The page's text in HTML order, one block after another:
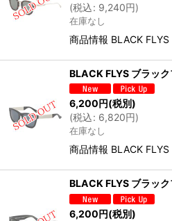
(税込: 9,240円)
在庫なし
商品情報 BLACK
BLACK FLYS ブラッ
6,200円(税別)
(税込: 6,820円)
在庫なし
商品情報 BLACK
BLACK FLYS ブラッ
6,200円(税別)